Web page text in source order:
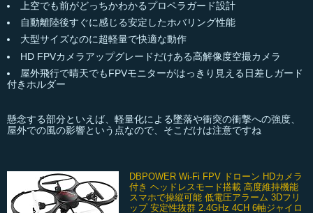
上空でも前がどっちかわかるプロペラガード設計
自動離陸後すぐに感じる安定したホバリング性能
大型サイズなのに超軽量で快適な動作
HD FPVカメラアップグレードだけある高解像度空撮カメラ
屋外飛行で晴天でもFPVモニターがはっきり見える日差しガード
付きホルダー
懸念する部分といえば、軽量化による墜落や衝突の衝撃への強度、
屋外での風の影響という点なので、そこだけは注意ですね
DBPOWER Wi-Fi FPV ドローン HDカメラ
付き ヘッドレスモード搭載 高度維持機能
スマホで操縦可能 低電圧アラーム 3Dフリ
ップ 安定性抜群 2.4GHz 4CH 6軸ジャイロ